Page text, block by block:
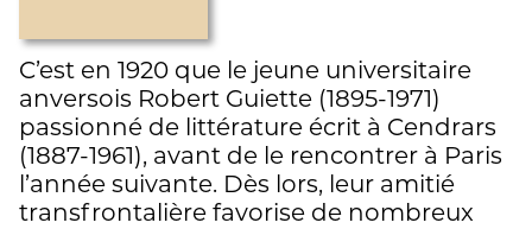
C’est en 1920 que le jeune universitaire
anversois Robert Guiette (1895-1971)
passionné de littérature écrit à Cendrars
(1887-1961), avant de le rencontrer à Paris
l’année suivante. Dès lors, leur amitié
transfrontalière favorise de nombreux